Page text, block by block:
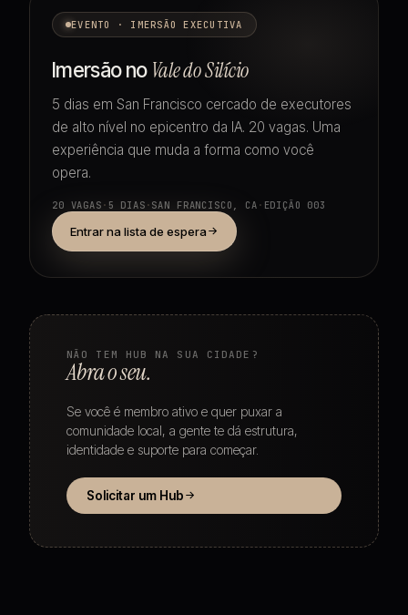
EVENTO · IMERSÃO EXECUTIVA
Imersão no Vale do Silício
5 dias em San Francisco cercado de executores
de alto nível no epicentro da IA. 20 vagas. Uma
experiência que muda a forma como você
opera.
20 VAGAS · 5 DIAS · SAN FRANCISCO, CA · EDIÇÃO 003
Entrar na lista de espera
NÃO TEM HUB NA SUA CIDADE?
Abra o seu.
Se você é membro ativo e quer puxar a
comunidade local, a gente te dá estrutura,
identidade e suporte para começar.
Solicitar um Hub